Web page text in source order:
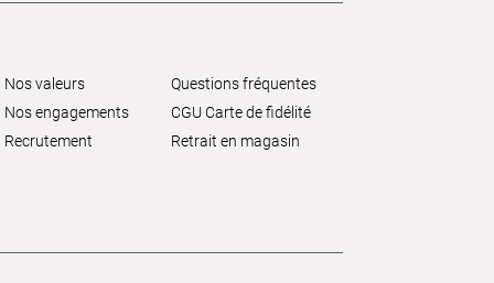
Nos valeurs
Nos engagements
Recrutement
Questions fréquentes
CGU Carte de fidélité
Retrait en magasin